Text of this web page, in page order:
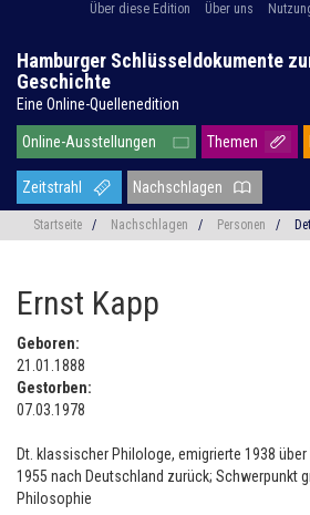
Über diese Edition Über uns
Hamburger Schlüsseldokumente
Geschichte
Eine Online-Quellenedition
Online-Ausstellungen Themen
Zeitstrahl Nachschlagen
Startseite / Nachschlagen / Personen /
Ernst Kapp
Geboren:
21.01.1888
Gestorben:
07.03.1978
Dt. klassischer Philologe, emigrierte 1938 über
1955 nach Deutschland zurück; Schwerpunkt
Philosophie